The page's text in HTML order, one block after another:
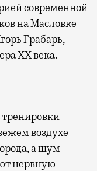
современной
на Масловке
Грабарь,
XX века.
тренировки
воздухе
а шум
нервную